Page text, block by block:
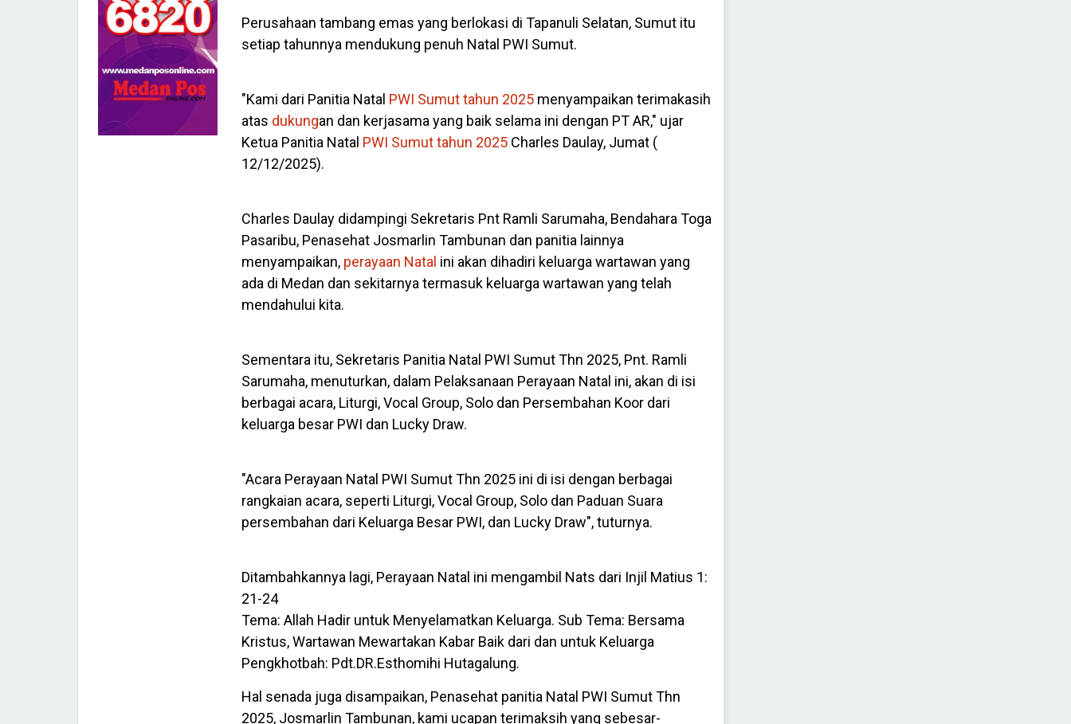
Perusahaan tambang emas yang berlokasi di Tapanuli Selatan, Sumut itu
setiap tahunnya mendukung penuh Natal PWI Sumut.
"Kami dari Panitia Natal PWI Sumut tahun 2025 menyampaikan terimakasih
atas dukungan dan kerjasama yang baik selama ini dengan PT AR," ujar
Ketua Panitia Natal PWI Sumut tahun 2025 Charles Daulay, Jumat (
12/12/2025).
Charles Daulay didampingi Sekretaris Pnt Ramli Sarumaha, Bendahara Toga
Pasaribu, Penasehat Josmarlin Tambunan dan panitia lainnya
menyampaikan, perayaan Natal ini akan dihadiri keluarga wartawan yang
ada di Medan dan sekitarnya termasuk keluarga wartawan yang telah
mendahului kita.
Sementara itu, Sekretaris Panitia Natal PWI Sumut Thn 2025, Pnt. Ramli
Sarumaha, menuturkan, dalam Pelaksanaan Perayaan Natal ini, akan di isi
berbagai acara, Liturgi, Vocal Group, Solo dan Persembahan Koor dari
keluarga besar PWI dan Lucky Draw.
"Acara Perayaan Natal PWI Sumut Thn 2025 ini di isi dengan berbagai
rangkaian acara, seperti Liturgi, Vocal Group, Solo dan Paduan Suara
persembahan dari Keluarga Besar PWI, dan Lucky Draw", tuturnya.
Ditambahkannya lagi, Perayaan Natal ini mengambil Nats dari Injil Matius 1:
21-24
Tema: Allah Hadir untuk Menyelamatkan Keluarga. Sub Tema: Bersama
Kristus, Wartawan Mewartakan Kabar Baik dari dan untuk Keluarga
Pengkhotbah: Pdt.DR.Esthomihi Hutagalung.
Hal senada juga disampaikan, Penasehat panitia Natal PWI Sumut Thn
2025, Josmarlin Tambunan, kami ucapan terimaksih yang sebesar-